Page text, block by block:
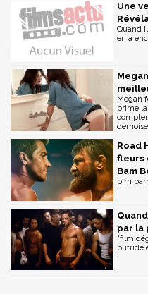
Une
Quand
en a
Megan
prime
Road
fleurs
Bam
bim
par la
"film
putride